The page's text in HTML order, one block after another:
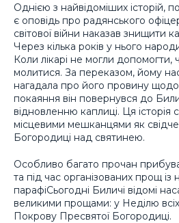
Однією з найвідоміших історій,
є оповідь про радянського
світової війни наказав знищити
Через кілька років у нього
Коли лікарі не могли допомогти,
молитися. За переказом, йому
нагадала про його провину щодо
покаяння він повернувся до
відновленню каплиці. Ця історія
місцевими мешканцями як
Богородиці над святинею.
Особливо багато прочан
та під час організованих прощ із
парафіСьогодні Биличі відомі
великими прощами: у Неділю всіх
Покрову Пресвятої Богородиці.